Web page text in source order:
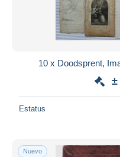
10 x Doodsprent,
±
Estatus
Nuevo